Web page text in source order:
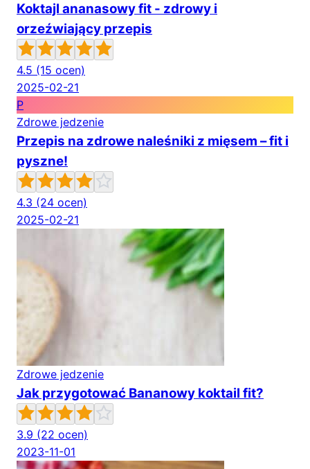
Koktajl ananasowy fit - zdrowy i
orzeźwiający przepis
4.5 (15 ocen)
2025-02-21
P
Zdrowe jedzenie
Przepis na zdrowe naleśniki z mięsem – fit i
pyszne!
4.3 (24 ocen)
2025-02-21
Zdrowe jedzenie
Jak przygotować Bananowy koktail fit?
3.9 (22 ocen)
2023-11-01